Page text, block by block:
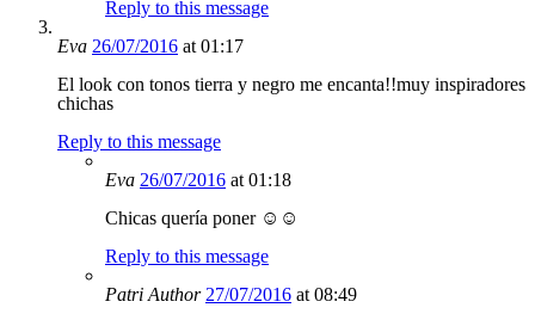
Reply to this message
Eva 26/07/2016 at 01:17
El look con tonos tierra y negro me encanta!!muy inspiradores
chichas
Reply to this message
Eva 26/07/2016 at 01:18
Chicas quería poner ☺️☺️
Reply to this message
Patri Author 27/07/2016 at 08:49